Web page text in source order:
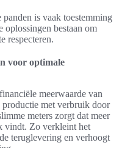
is vaak toestemming
oplossingen bestaan om
respecteren.
voor optimale
meerwaarde van
productie met verbruik door
meters zorgt dat meer
vindt. Zo verkleint het
teruglevering en verhoogt